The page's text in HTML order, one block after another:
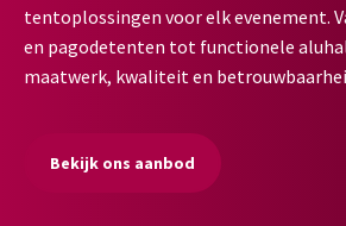
tentoplossingen voor elk evenement.
en pagodetenten tot functionele
maatwerk, kwaliteit en
Bekijk ons aanbod